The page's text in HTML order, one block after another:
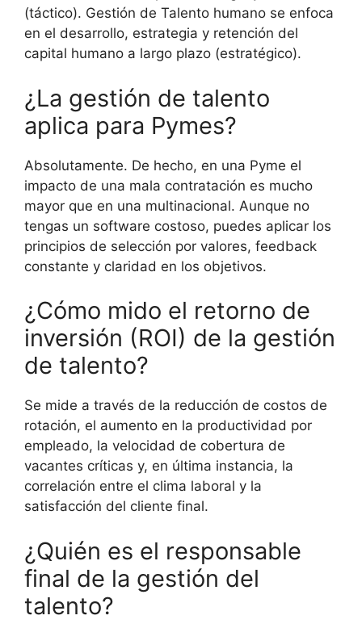
(táctico). Gestión de Talento humano se enfoca
en el desarrollo, estrategia y retención del
capital humano a largo plazo (estratégico).
¿La gestión de talento
aplica para Pymes?
Absolutamente. De hecho, en una Pyme el
impacto de una mala contratación es mucho
mayor que en una multinacional. Aunque no
tengas un software costoso, puedes aplicar los
principios de selección por valores, feedback
constante y claridad en los objetivos.
¿Cómo mido el retorno de
inversión (ROI) de la gestión
de talento?
Se mide a través de la reducción de costos de
rotación, el aumento en la productividad por
empleado, la velocidad de cobertura de
vacantes críticas y, en última instancia, la
correlación entre el clima laboral y la
satisfacción del cliente final.
¿Quién es el responsable
final de la gestión del
talento?